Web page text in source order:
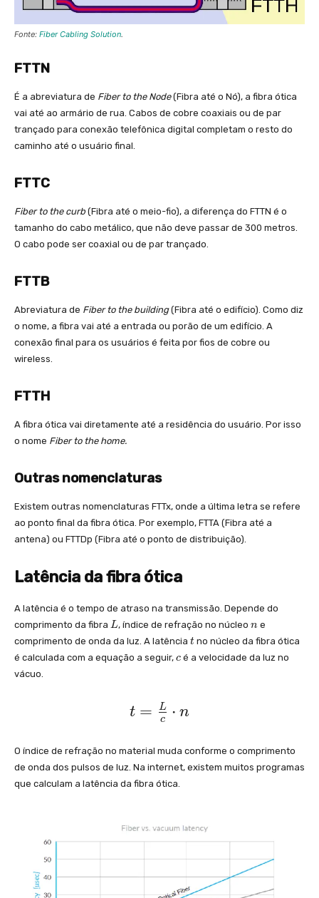
Fonte: Fiber Cabling Solution.
FTTN
É a abreviatura de Fiber to the Node(Fibra até o Nó), a fibra ótica
vai até ao armário de rua. Cabos de cobre coaxiais ou de par
trançado para conexão telefônica digital completam o resto do
caminho até o usuário final.
FTTC
Fiber to the curb (Fibra até o meio-fio), a diferença do FTTN é o
tamanho do cabo metálico, que não deve passar de 300 metros.
O cabo pode ser coaxial ou de par trançado.
FTTB
Abreviatura de Fiber to the building(Fibra até o edifício). Como diz
o nome, a fibra vai até a entrada ou porão de um edifício. A
conexão final para os usuários é feita por fios de cobre ou
wireless.
FTTH
A fibra ótica vai diretamente até a residência do usuário. Por isso
o nome Fiber to the home.
Outras nomenclaturas
Existem outras nomenclaturas FTTx, onde a última letra se refere
ao ponto final da fibra ótica. Por exemplo, FTTA (Fibra até a
antena) ou FTTDp (Fibra até o ponto de distribuição).
Latência da fibra ótica
A latência é o tempo de atraso na transmissão. Depende do
comprimento da fibra L
L, índice de refração no núcleo n
n e
comprimento de onda da luz. A latência t
t no núcleo da fibra ótica
é calculada com a equação a seguir, c
c é a velocidade da luz no
vácuo.
t
\
fr
a
{
L
}
{
t = c
L ⋅ n
O índice de refração no material muda conforme o comprimento
de onda dos pulsos de luz. Na internet, existem muitos programas
que calculam a latência da fibra ótica.